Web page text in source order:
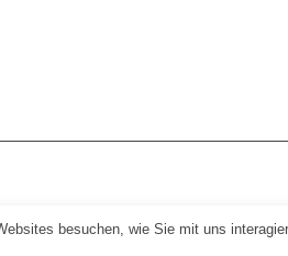
besuchen, wie Sie mit uns